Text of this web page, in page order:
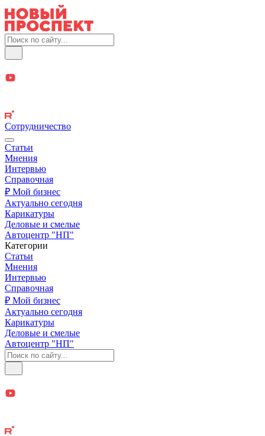
Сотрудничество
Статьи
Мнения
Интервью
Справочная
₽ Мой бизнес
Актуально сегодня
Карикатуры
Деловые и смелые
Автоцентр "НП"
Категории
Статьи
Мнения
Интервью
Справочная
₽ Мой бизнес
Актуально сегодня
Карикатуры
Деловые и смелые
Автоцентр "НП"